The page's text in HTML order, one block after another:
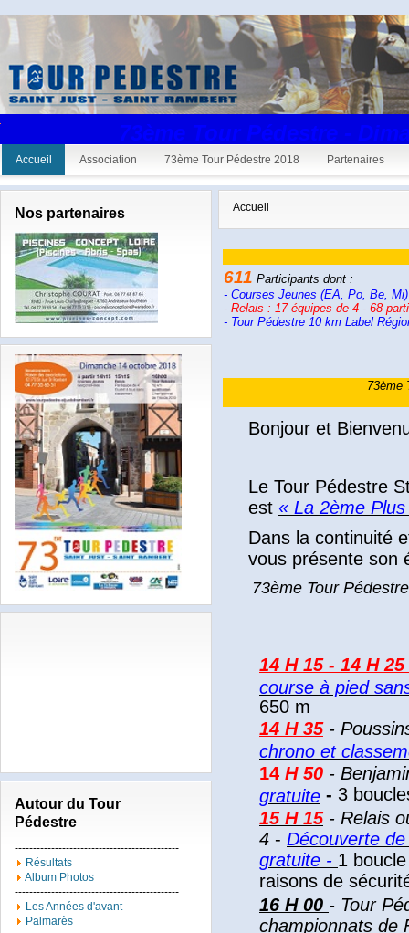
73ème Tour Pédestre -
Accueil Association 73ème Tour Pédestre 2018 Partenaires
Nos partenaires
Autour du Tour
Pédestre
---------------------------------------------
Résultats
Album Photos
---------------------------------------------
Les Années d'avant
Palmarès
Accueil
611 Participants dont :
- Courses Jeunes (EA, Po, Be,
- Relais : 17 équipes de 4 - 68
- Tour Pédestre 10 km Label
73ème
Bonjour et
Le Tour Pédestre
est « La 2ème
Dans la continuité
vous présente son
73ème Tour
14 H 15 - 14 H 25
course à pied
650 m
14 H 35 -
chrono et
14 H 50 -
gratuite - 3
15 H 15- Relais
4 - Découverte
gratuite - 1
raisons de
16 H 00 - Tour
championnats de